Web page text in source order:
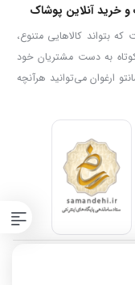
و خرید آنلاین پوشاک
بتواند کالاهایی متنوع،
به دست مشتریان خود
ارغوان می‌توانید هرآنچه
مقاصد غیرتجاری و با
ارغوان می‌باشد.